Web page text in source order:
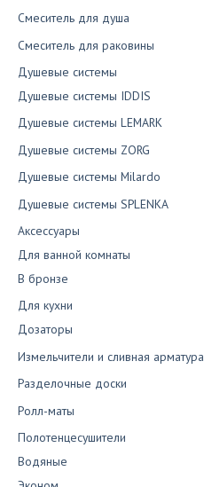
Смеситель для душа
Смеситель для раковины
Душевые системы
Душевые системы IDDIS
Душевые системы LEMARK
Душевые системы ZORG
Душевые системы Milardo
Душевые системы SPLENKA
Аксессуары
Для ванной комнаты
В бронзе
Для кухни
Дозаторы
Измельчители и сливная арматура
Разделочные доски
Ролл-маты
Полотенцесушители
Водяные